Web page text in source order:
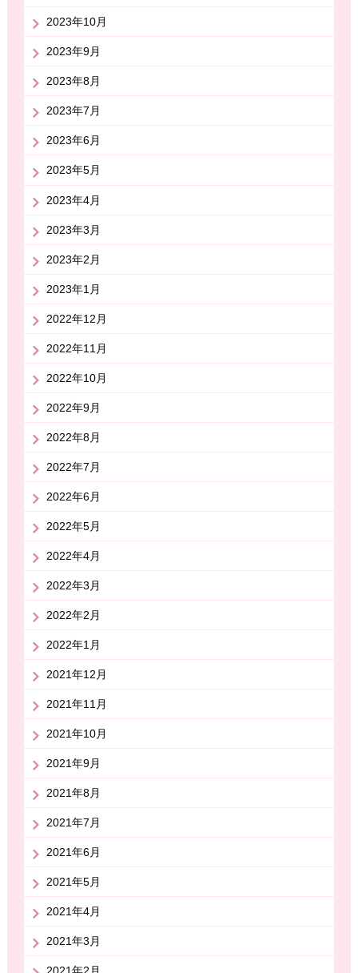
2023年10月
2023年9月
2023年8月
2023年7月
2023年6月
2023年5月
2023年4月
2023年3月
2023年2月
2023年1月
2022年12月
2022年11月
2022年10月
2022年9月
2022年8月
2022年7月
2022年6月
2022年5月
2022年4月
2022年3月
2022年2月
2022年1月
2021年12月
2021年11月
2021年10月
2021年9月
2021年8月
2021年7月
2021年6月
2021年5月
2021年4月
2021年3月